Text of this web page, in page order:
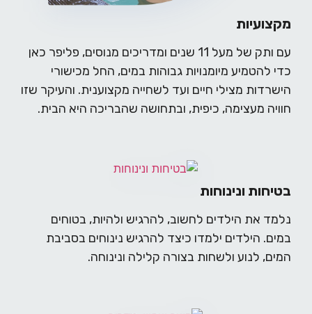
מקצועיות
עם ותק של מעל 11 שנים ומדריכים מנוסים, פליפר כאן
כדי להטמיע מיומנויות גבוהות במים, החל מכישורי
הישרדות מצילי חיים ועד לשחייה מקצוענית. והעיקר שזו
חוויה מעצימה, כיפית, ובתחושה שהבריכה היא הבית.
בטיחות ונינוחות
נלמד את הילדים לחשוב, להרגיש ולהיות, בטוחים
במים. הילדים ילמדו כיצד להרגיש נינוחים בסביבת
המים, לנוע ולשחות בצורה קלילה ונינוחה.